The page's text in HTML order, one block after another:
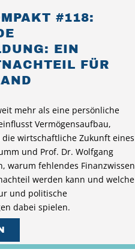
#118:
EIN
FÜR
mehr als eine persönliche
Vermögensaufbau,
wirtschaftliche Zukunft eines
und Prof. Dr. Wolfgang
warum fehlendes Finanzwissen
werden kann und welche
und politische
dabei spielen.